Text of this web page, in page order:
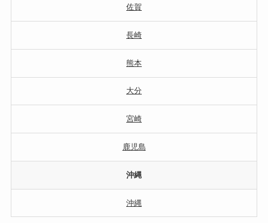
佐賀
長崎
熊本
大分
宮崎
鹿児島
沖縄
沖縄